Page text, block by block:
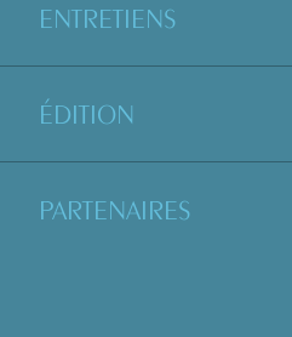
ENTRETIENS
ÉDITION
PARTENAIRES